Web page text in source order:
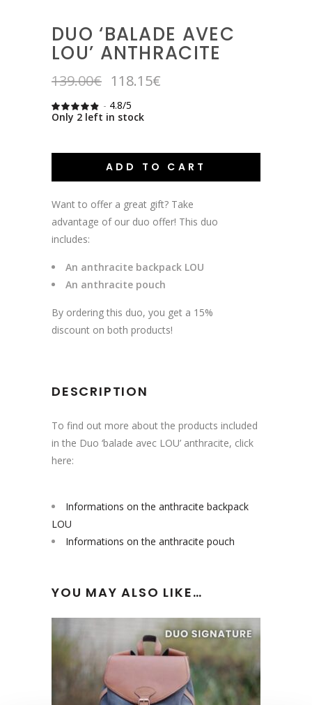
DUO ‘BALADE AVEC
LOU’ ANTHRACITE
139.00€ Original
was:
139.00€.
118.15€
Rated
4.8037974683544
out
632
ratings
- 4.8/5
Only 2 left in stock
ADD TO CART
Want to offer a great gift? Take
advantage of our duo offer! This duo
includes:
An anthracite backpack LOU
An anthracite pouch
By ordering this duo, you get a 15%
discount on both products!
DESCRIPTION
To find out more about the products included
in the Duo ‘balade avec LOU’ anthracite, click
here:
Informations on the anthracite backpack
LOU
Informations on the anthracite pouch
YOU MAY ALSO LIKE…